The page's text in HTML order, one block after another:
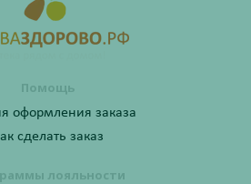
Помощь
оформления заказа
сделать заказ
лояльности